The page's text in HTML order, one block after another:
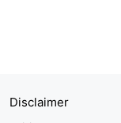
Disclaimer